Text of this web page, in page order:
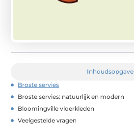
Inhoudsopgave
Broste servies
Broste servies: natuurlijk en modern
Bloomingville vloerkleden
Veelgestelde vragen